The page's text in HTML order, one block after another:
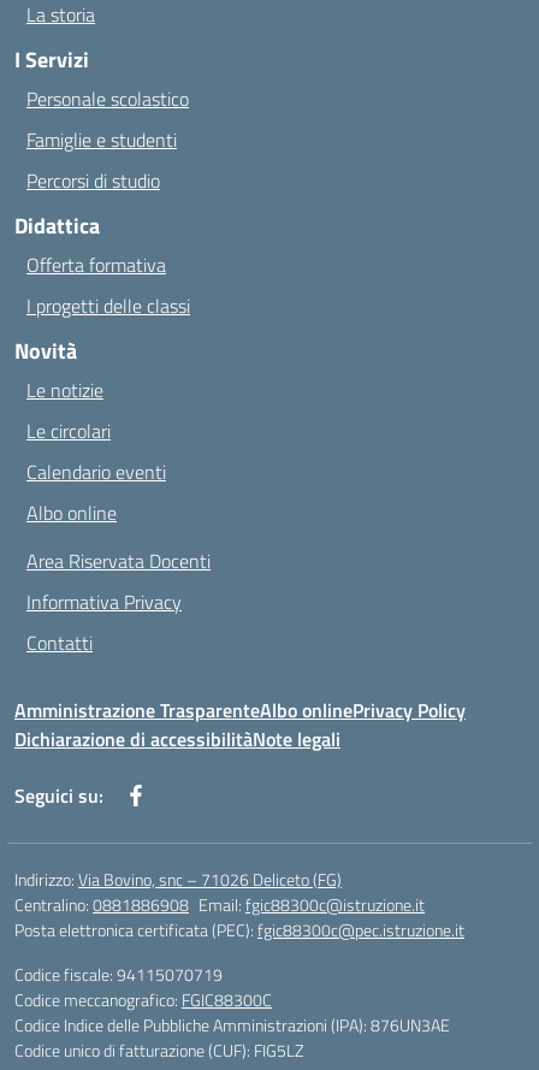
La storia
I Servizi
Personale scolastico
Famiglie e studenti
Percorsi di studio
Didattica
Offerta formativa
I progetti delle classi
Novità
Le notizie
Le circolari
Calendario eventi
Albo online
Area Riservata Docenti
Informativa Privacy
Contatti
Amministrazione TrasparenteAlbo onlinePrivacy Policy
Dichiarazione di accessibilitàNote legali
Seguici su:
Indirizzo:Via Bovino, snc – 71026 Deliceto (FG)
Centralino:0881886908 Email:fgic88300c@istruzione.it
Posta elettronica certificata (PEC):fgic88300c@pec.istruzione.it
Codice fiscale: 94115070719
Codice meccanografico: FGIC88300C
Codice Indice delle Pubbliche Amministrazioni (IPA): 876UN3AE
Codice unico di fatturazione (CUF): FIG5LZ